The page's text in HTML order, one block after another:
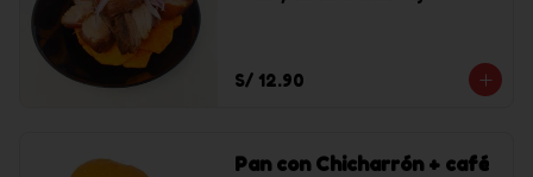
S/ 12.90
Pan con Chicharrón + café